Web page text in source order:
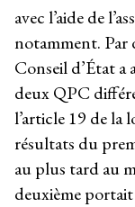
avec l’aide de
notamment. Par
Conseil d’État a
deux QPC
l’article 19 de la
résultats du
au plus tard au
deuxième portait